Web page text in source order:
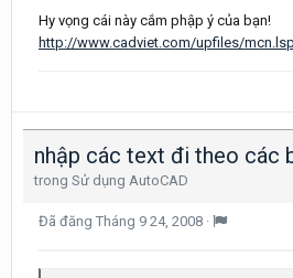
Hy vọng cái này cắm phập ý của bạn!
http://www.cadviet.com/upfiles/mcn.lsp
trong Sử dụng AutoCAD
Đã đăng Tháng 9 24, 2008 ·